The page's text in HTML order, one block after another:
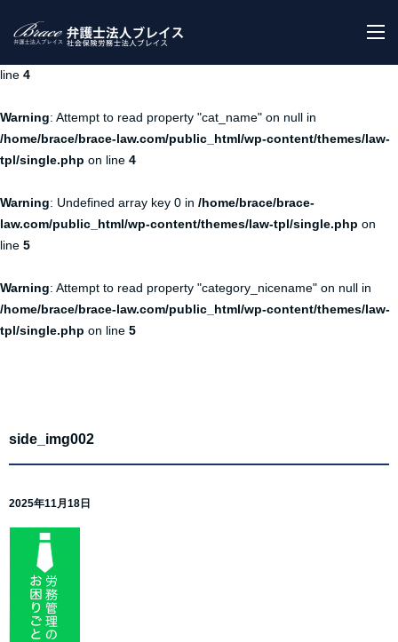
Warning: Undefined array key 0 in
line 4
Warning: Attempt to read property "cat_name" on null in
/home/brace/brace-law.com/public_html/wp-content/themes/law-
tpl/single.php on line 4
Warning: Undefined array key 0 in /home/brace/brace-
law.com/public_html/wp-content/themes/law-tpl/single.php on
line 5
Warning: Attempt to read property "category_nicename" on null in
/home/brace/brace-law.com/public_html/wp-content/themes/law-
tpl/single.php on line 5
side_img002
2025年11月18日